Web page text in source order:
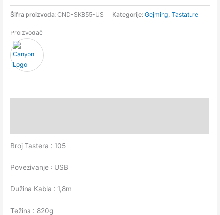
Šifra proizvoda:CND-SKB55-US Kategorije:Gejming ,Tastature
Proizvođač
Broj Tastera : 105
Povezivanje : USB
Dužina Kabla : 1,8m
Težina : 820g